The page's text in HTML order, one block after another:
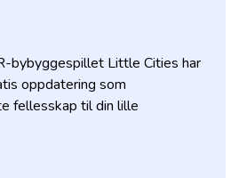
bybyggespillet Little Cities har
oppdatering som
fellesskap til din lille